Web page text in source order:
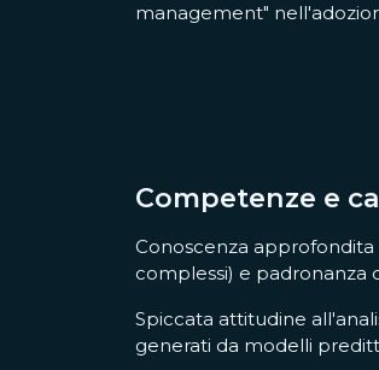
management"
Competenze e
Conoscenza
complessi) e padronanza
Spiccata attitudine
generati da modelli